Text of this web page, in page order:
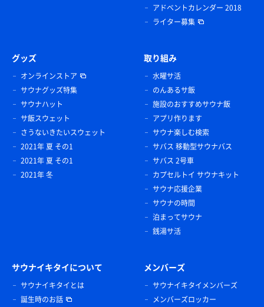
アドベントカレンダー 2018
ライター募集
グッズ
オンラインストア
サウナグッズ特集
サウナハット
サ飯スウェット
さうないきたいスウェット
2021年 夏 その1
2021年 夏 その1
2021年 冬
取り組み
水曜サ活
のんあるサ飯
施設のおすすめサウナ飯
アプリ作ります
サウナ楽しむ検索
サバス 移動型サウナバス
サバス 2号車
カプセルトイ サウナキット
サウナ応援企業
サウナの時間
泊まってサウナ
銭湯サ活
サウナイキタイについて
サウナイキタイとは
誕生時のお話
メンバーズ
サウナイキタイメンバーズ
メンバーズロッカー